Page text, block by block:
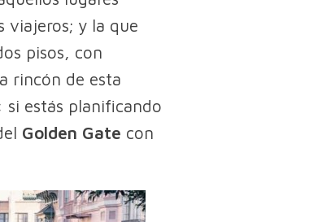
viajeros; y la que
pisos, con
rincón de esta
estás planificando
Golden Gate con